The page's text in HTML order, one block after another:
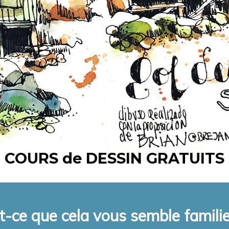
COURS de DESSIN GRATUITS
ce que cela vous semble